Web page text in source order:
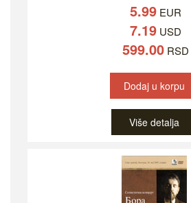
5.99 EUR
7.19 USD
599.00 RSD
Dodaj u korpu
Više detalja